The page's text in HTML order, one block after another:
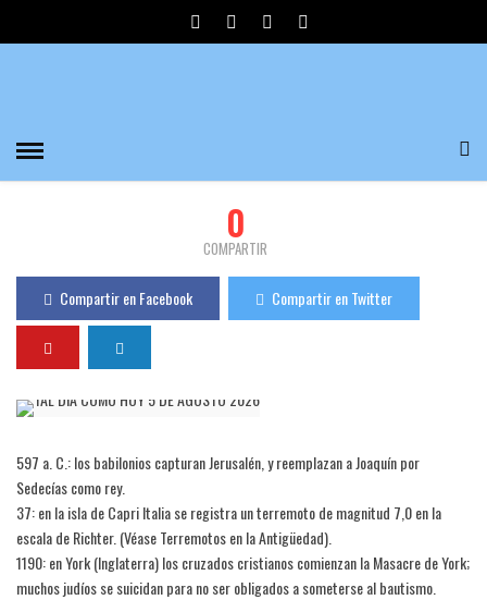
0
COMPARTIR
Compartir en Facebook Compartir en Twitter
597 a. C.: los babilonios capturan Jerusalén, y reemplazan a Joaquín por
Sedecías como rey.
37: en la isla de Capri Italia se registra un terremoto de magnitud 7,0 en la
escala de Richter. (Véase Terremotos en la Antigüedad).
1190: en York (Inglaterra) los cruzados cristianos comienzan la Masacre de York;
muchos judíos se suicidan para no ser obligados a someterse al bautismo.